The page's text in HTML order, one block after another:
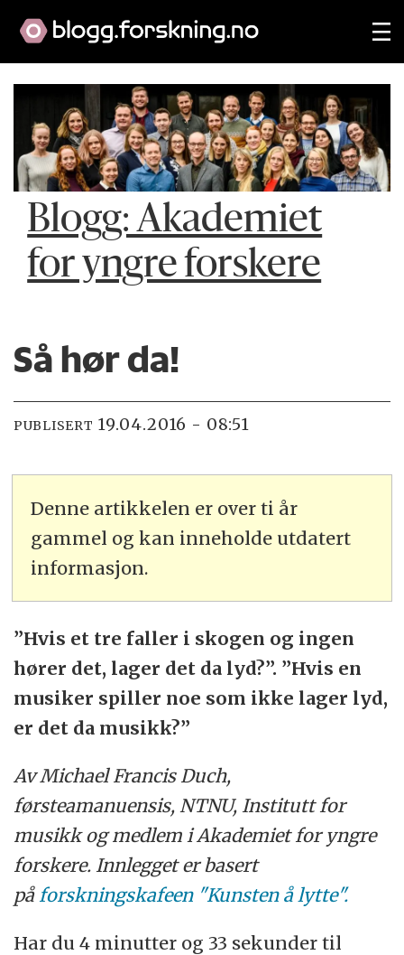
Blogg: Akademiet
for yngre forskere
Så hør da!
PUBLISERT 19.04.2016 - 08:51
Denne artikkelen er over ti år
gammel og kan inneholde utdatert
informasjon.
”Hvis et tre faller i skogen og ingen
hører det, lager det da lyd?”. ”Hvis en
musiker spiller noe som ikke lager lyd,
er det da musikk?”
Av Michael Francis Duch,
førsteamanuensis, NTNU, Institutt for
musikk og medlem i Akademiet for yngre
forskere. Innlegget er basert
på forskningskafeen "Kunsten å lytte".
Har du 4 minutter og 33 sekunder til